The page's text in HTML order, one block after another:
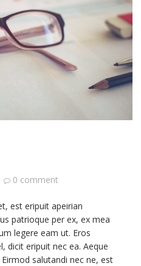
0 comment
est eripuit apeirian
patrioque per ex, ex mea
legere eam ut. Eros
dicit eripuit nec ea. Aeque
salutandi nec ne, est